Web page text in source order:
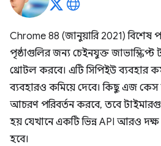
Chrome 88 (জানুয়ারি 2021) বিশেষ
পৃষ্ঠাগুলির জন্য চেইনযুক্ত জাভাস্ক্রিপ্ট
থ্রোটল করবে। এটি সিপিইউ ব্যবহার
ব্যবহারও কমিয়ে দেবে। কিছু এজ কেস
আচরণ পরিবর্তন করবে, তবে
হয় যেখানে একটি ভিন্ন API আরও
হবে।